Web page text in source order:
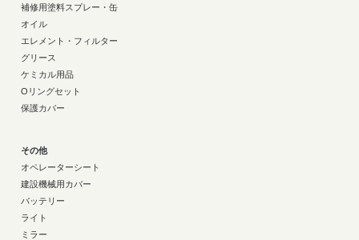
補修用塗料スプレー・缶
オイル
エレメント・フィルター
グリース
ケミカル用品
Oリングセット
保護カバー
その他
オペレーターシート
建設機械用カバー
バッテリー
ライト
ミラー